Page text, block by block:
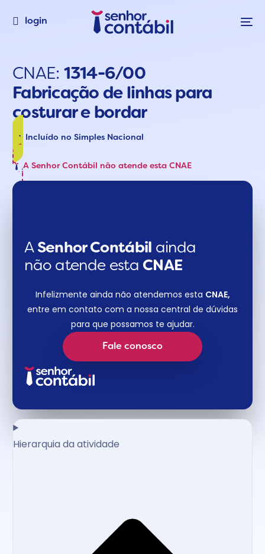
login
CNAE: 1314-6/00
Fabricação de linhas para
costurar e bordar
Incluído no Simples Nacional
A Senhor Contábil não atende esta CNAE
A Senhor Contábil ainda
não atende esta CNAE​
Infelizmente ainda não atendemos esta CNAE,
entre em contato com a nossa central de dúvidas
para que possamos te ajudar.
Fale conosco
Hierarquia da atividade